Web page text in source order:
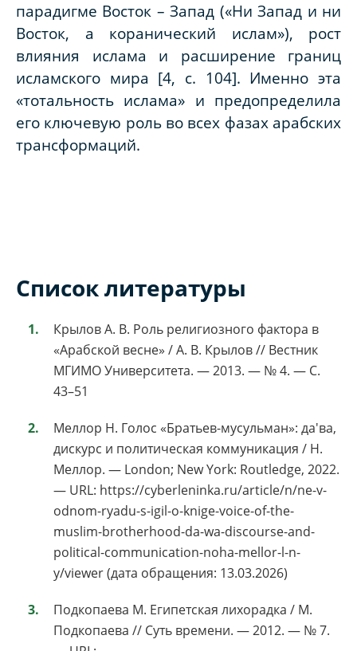
парадигме Восток – Запад («Ни Запад и ни
Восток, а коранический ислам»), рост
влияния ислама и расширение границ
исламского мира [4, с. 104]. Именно эта
«тотальность ислама» и предопределила
его ключевую роль во всех фазах арабских
трансформаций.
Список литературы
Крылов А. В. Роль религиозного фактора в
«Арабской весне» / А. В. Крылов // Вестник
МГИМО Университета. — 2013. — № 4. — С.
43–51
Меллор Н. Голос «Братьев-мусульман»: да'ва,
дискурс и политическая коммуникация / Н.
Меллор. — London; New York: Routledge, 2022.
— URL: https://cyberleninka.ru/article/n/ne-v-
odnom-ryadu-s-igil-o-knige-voice-of-the-
muslim-brotherhood-da-wa-discourse-and-
political-communication-noha-mellor-l-n-
y/viewer (дата обращения: 13.03.2026)
Подкопаева М. Египетская лихорадка / М.
Подкопаева // Суть времени. — 2012. — № 7.